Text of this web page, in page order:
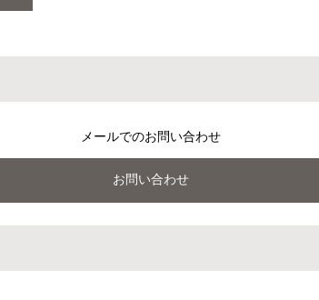
メールでのお問い合わせ
お問い合わせ